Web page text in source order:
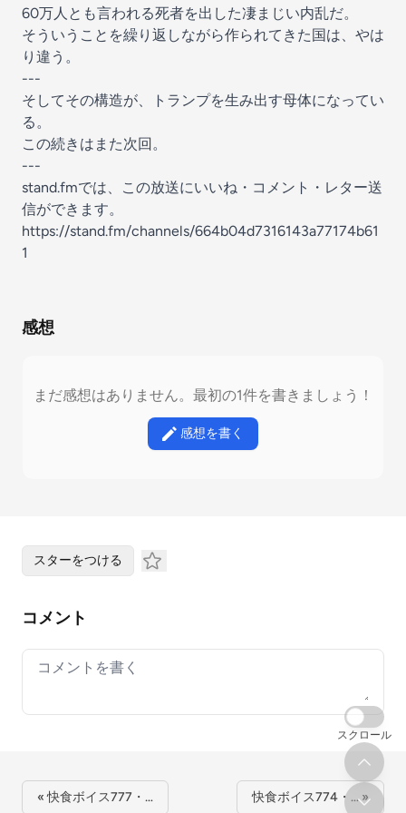
60万人とも言われる死者を出した凄まじい内乱だ。
そういうことを繰り返しながら作られてきた国は、やは
り違う。
---
そしてその構造が、トランプを生み出す母体になってい
る。
この続きはまた次回。
---
stand.fmでは、この放送にいいね・コメント・レター送
信ができます。
https://stand.fm/channels/664b04d7316143a77174b61
1
感想
まだ感想はありません。最初の1件を書きましょう！
感想を書く
スターをつける
コメント
Your comment
« 快食ボイス777・… 快食ボイス774・… »
スクロール